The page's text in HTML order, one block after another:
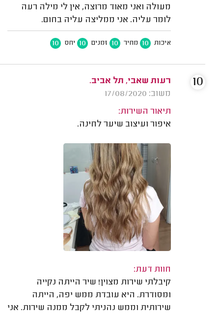
מעולה ואני מאוד מרוצה, אין לי מילה רעה
לומר עליה. אני ממליצה עליה בחום.
איכות 10 מחיר 10 זמנים 10 יחס 10
רעות שאבי, תל אביב.
משוב: 17/08/2020
תיאור השירות:
איפור ועיצוב שיער לחינה.
חוות דעת:
קיבלתי שירות מצוין! שיר הייתה נקייה
ומסודרת. היא עובדת ממש יפה, הייתה
שירותית וממש נהניתי לקבל ממנה שירות. אני
10